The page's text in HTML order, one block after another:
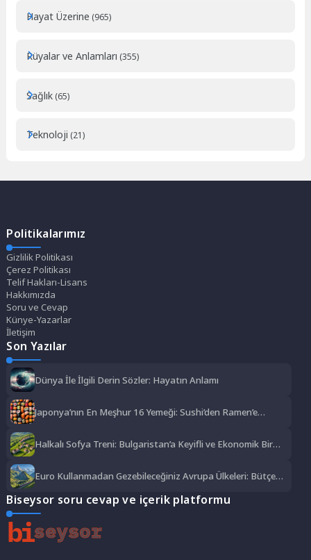
Hayat Üzerine (965)
Rüyalar ve Anlamları (355)
Sağlık (65)
Teknoloji (21)
Politikalarımız
Gizlilik Politikası
Çerez Politikası
Telif Hakları-Lisans
Hakkımızda
Soru ve Cevap
Künye-Yazarlar
İletişim
Son Yazılar
Dünya İle İlgili Derin Sözler: Hayatın Anlamı
Japonya’nın En Meşhur 16 Yemeği: Sushi’den Ramen’e
Halkalı Sofya Treni: Bulgaristan’a Keyifli ve Ekonomik Bir
Euro Kullanmadan Gezebileceğiniz Avrupa Ülkeleri: Bütçe
Biseysor soru cevap ve içerik platformu